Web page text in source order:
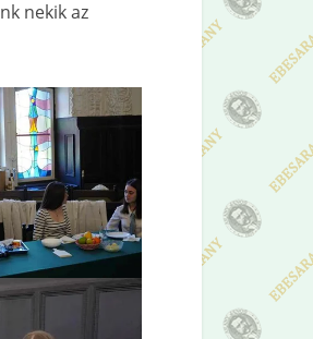
nekik az